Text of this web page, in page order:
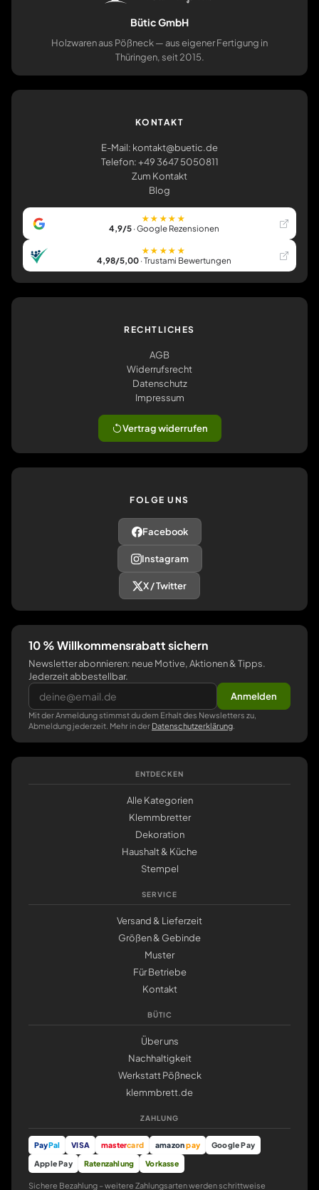
Bütic GmbH
Holzwaren aus Pößneck — aus eigener Fertigung in
Thüringen, seit 2015.
KONTAKT
E-Mail: kontakt@buetic.de
Telefon: +49 3647 5050811
Zum Kontakt
Blog
★★★★★
4,9/5· Google Rezensionen
★★★★★
4,98/5,00· Trustami Bewertungen
RECHTLICHES
AGB
Widerrufsrecht
Datenschutz
Impressum
Vertrag widerrufen
FOLGE UNS
Facebook
Instagram
X / Twitter
10 % Willkommensrabatt sichern
Newsletter abonnieren: neue Motive, Aktionen & Tipps.
Jederzeit abbestellbar.
Anmelden
Mit der Anmeldung stimmst du dem Erhalt des Newsletters zu,
Abmeldung jederzeit. Mehr in der Datenschutzerklärung
ENTDECKEN
Alle Kategorien
Klemmbretter
Dekoration
Haushalt & Küche
Stempel
SERVICE
Versand & Lieferzeit
Größen & Gebinde
Muster
Für Betriebe
Kontakt
BÜTIC
Über uns
Nachhaltigkeit
Werkstatt Pößneck
klemmbrett.de
ZAHLUNG
PayPal VISA mastercard amazonpay
Google Pay
Apple Pay
Ratenzahlung Vorkasse
Sichere Bezahlung – weitere Zahlungsarten werden schrittweise